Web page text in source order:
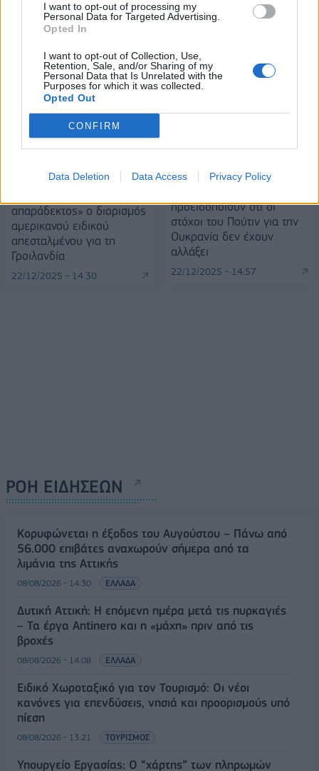
I want to opt-out of processing my
Personal Data for Targeted Advertising.
Opted In
I want to opt-out of Collection, Use,
Retention, Sale, and/or Sharing of my
Personal Data that Is Unrelated with the
Purposes for which it was collected.
Opted Out
CONFIRM
Data Deletion Data Access Privacy Policy
ΠΕΡΙΣΣΌΤΕΡΑ ΣΕ ΑΥΤΉ ΤΗΝ ΚΑΤΗΓΟΡΊΑ
απαράδεκτος» o διορισμός
αμερικανού ειδικού
απεσταλμένου για τη
Γροιλανδία
22/12/2025 - 14:30
προειδοποιούν ότι οι
στόχοι του Πούτιν για την
Ουκρανία δεν έχουν
αλλάξει
22/12/2025 - 14:57
ΡΟΗ ΕΙΔΗΣΕΩΝ
Κορυφώνεται η έξοδος του Αυγούστου – Πάνω από
56.000 επιβάτες αναχωρούν σήμερα από τα
λιμάνια της Αττικής
08/08/2026 - 14:30 ΕΛΛΑΔΑ
Δυτική Αττική: Η επόμενη ημέρα μετά τις πυρκαγιές
– Τα έργα Antinero και η «μάχη» πριν από τις
βροχές
08/08/2026 - 14:08 ΕΛΛΑΔΑ
Ειδικό Χωροταξικό για τον Τουρισμό: Οι νέοι
κανόνες για επενδύσεις, νησιά και προορισμούς υπό
πίεση
08/08/2026 - 13:21 ΤΟΥΡΙΣΜΟΣ
Υπουργείο Εργασίας: Ο “χάρτης” των πληρωμών